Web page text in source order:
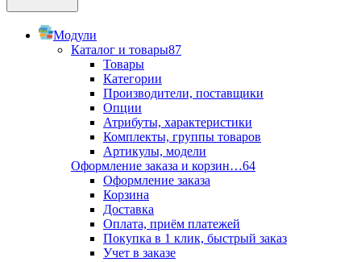
Модули
Каталог и товары87
Товары
Категории
Производители, поставщики
Опции
Атрибуты, характеристики
Комплекты, группы товаров
Артикулы, модели
Оформление заказа и корзин…64
Оформление заказа
Корзина
Доставка
Оплата, приём платежей
Покупка в 1 клик, быстрый заказ
Учет в заказе